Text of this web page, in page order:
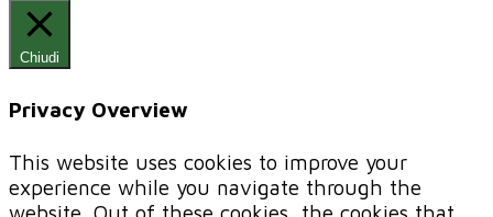
Chiudi
Privacy Overview
This website uses cookies to improve your
experience while you navigate through the